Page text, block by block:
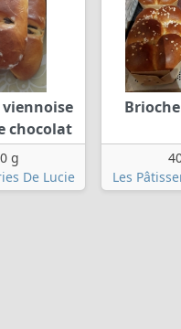
chocolat
g
De Lucie
Les